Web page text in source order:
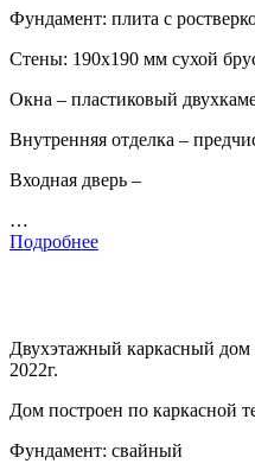
Фундамент: плита с
Стены: 190х190 мм сухой
Окна – пластиковый
Внутренняя отделка –
Входная дверь –
…
Подробнее
Двухэтажный каркасный
2022г.
Дом построен по каркасной
Фундамент: свайный